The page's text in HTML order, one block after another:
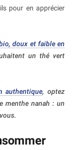
pour en apprécier
doux et faible en
un thé vert
authentique, optez
menthe nanah : un